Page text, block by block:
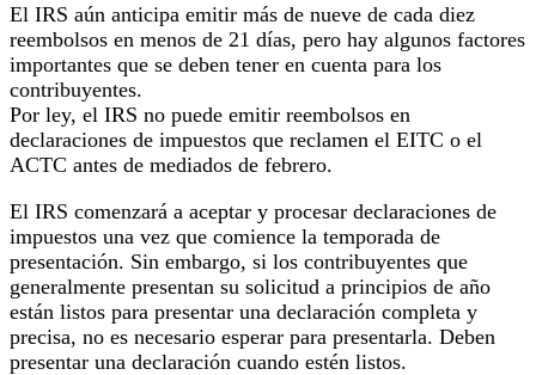
El IRS aún anticipa emitir más de nueve de cada diez
reembolsos en menos de 21 días, pero hay algunos factores
importantes que se deben tener en cuenta para los
contribuyentes.
Por ley, el IRS no puede emitir reembolsos en
declaraciones de impuestos que reclamen el EITC o el
ACTC antes de mediados de febrero.
El IRS comenzará a aceptar y procesar declaraciones de
impuestos una vez que comience la temporada de
presentación. Sin embargo, si los contribuyentes que
generalmente presentan su solicitud a principios de año
están listos para presentar una declaración completa y
precisa, no es necesario esperar para presentarla. Deben
presentar una declaración cuando estén listos.